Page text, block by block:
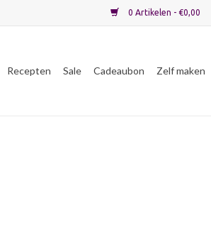
0 Artikelen - €0,00
Recepten Sale Cadeaubon Zelf maken